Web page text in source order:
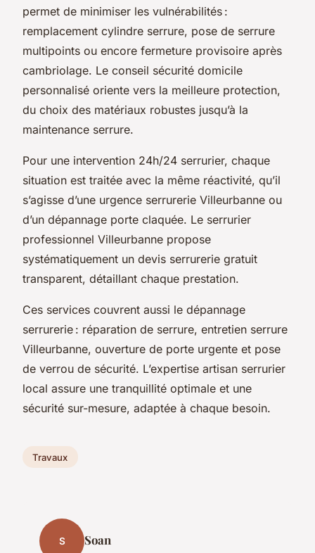
permet de minimiser les vulnérabilités :
remplacement cylindre serrure, pose de serrure
multipoints ou encore fermeture provisoire après
cambriolage. Le conseil sécurité domicile
personnalisé oriente vers la meilleure protection,
du choix des matériaux robustes jusqu’à la
maintenance serrure.
Pour une intervention 24h/24 serrurier, chaque
situation est traitée avec la même réactivité, qu’il
s’agisse d’une urgence serrurerie Villeurbanne ou
d’un dépannage porte claquée. Le serrurier
professionnel Villeurbanne propose
systématiquement un devis serrurerie gratuit
transparent, détaillant chaque prestation.
Ces services couvrent aussi le dépannage
serrurerie : réparation de serrure, entretien serrure
Villeurbanne, ouverture de porte urgente et pose
de verrou de sécurité. L’expertise artisan serrurier
local assure une tranquillité optimale et une
sécurité sur-mesure, adaptée à chaque besoin.
Travaux
S Soan